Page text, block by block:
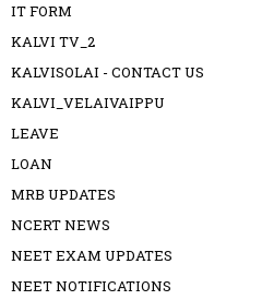
IT FORM
KALVI TV_2
KALVISOLAI - CONTACT US
KALVI_VELAIVAIPPU
LEAVE
LOAN
MRB UPDATES
NCERT NEWS
NEET EXAM UPDATES
NEET NOTIFICATIONS